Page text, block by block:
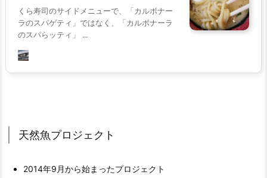
くら寿司のサイドメニューで、「カルボナー
ラのスパゲティ」ではなく、「カルボナーラ
のスパらッティ」 ...
天然魚プロジェクト
2014年9月から始まったプロジェクト